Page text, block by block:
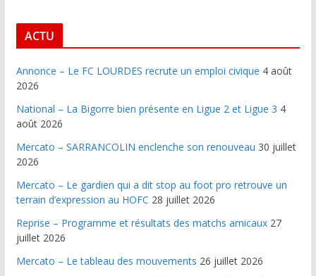
ACTU
Annonce – Le FC LOURDES recrute un emploi civique 4 août
2026
National – La Bigorre bien présente en Ligue 2 et Ligue 3 4
août 2026
Mercato – SARRANCOLIN enclenche son renouveau 30 juillet
2026
Mercato – Le gardien qui a dit stop au foot pro retrouve un
terrain d’expression au HOFC 28 juillet 2026
Reprise – Programme et résultats des matchs amicaux 27
juillet 2026
Mercato – Le tableau des mouvements 26 juillet 2026